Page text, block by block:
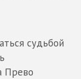
судьбой
Прево